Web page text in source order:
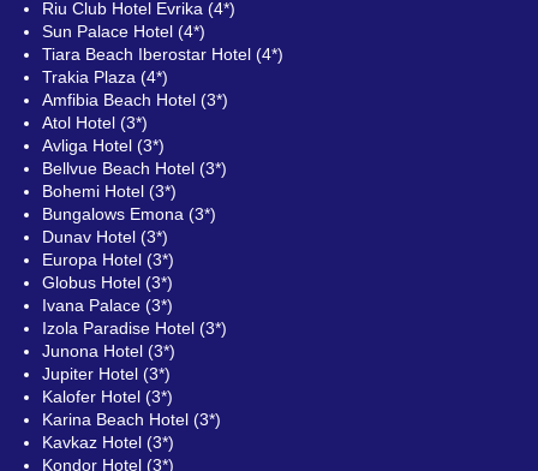
Riu Club Hotel Evrika (4*)
Sun Palace Hotel (4*)
Tiara Beach Iberostar Hotel (4*)
Trakia Plaza (4*)
Amfibia Beach Hotel (3*)
Atol Hotel (3*)
Avliga Hotel (3*)
Bellvue Beach Hotel (3*)
Bohemi Hotel (3*)
Bungalows Emona (3*)
Dunav Hotel (3*)
Europa Hotel (3*)
Globus Hotel (3*)
Ivana Palace (3*)
Izola Paradise Hotel (3*)
Junona Hotel (3*)
Jupiter Hotel (3*)
Kalofer Hotel (3*)
Karina Beach Hotel (3*)
Kavkaz Hotel (3*)
Kondor Hotel (3*)